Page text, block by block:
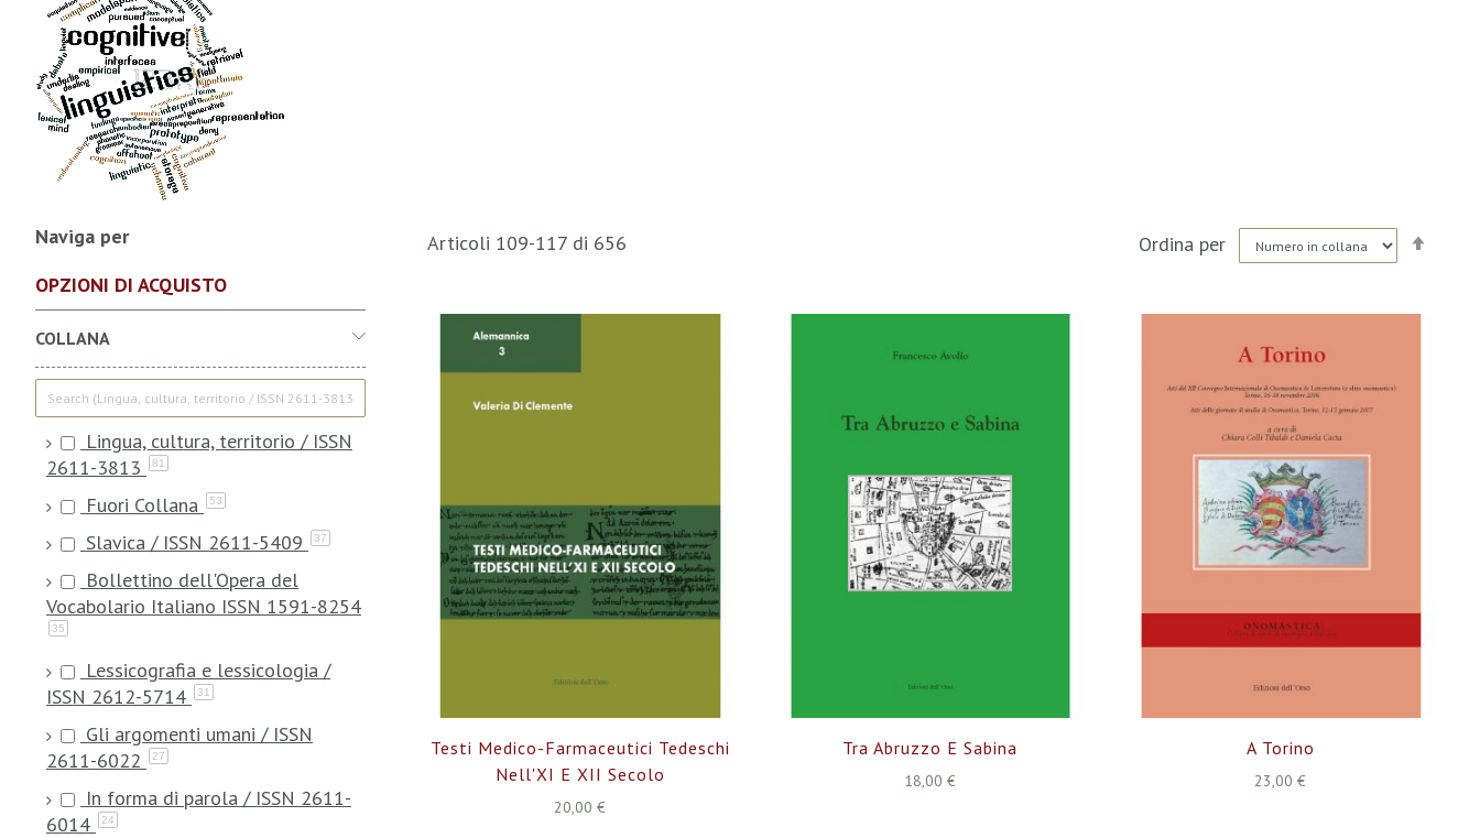
Articoli 109-117di 656 Ordina per
Testi Medico-Farmaceutici Tedeschi
Nell'XI E XII Secolo
20,00 €
Tra Abruzzo E Sabina
18,00 €
A Torino
23,00 €
Naviga per
OPZIONI DI ACQUISTO
COLLANA
Lingua, cultura, territorio / ISSN
2611-3813
81
Fuori Collana 53
Slavica / ISSN 2611-5409 37
Bollettino dell'Opera del
Vocabolario Italiano ISSN 1591-8254
35
Lessicografia e lessicologia /
ISSN 2612-5714
31
Gli argomenti umani / ISSN
2611-6022
27
In forma di parola / ISSN 2611-
6014
24